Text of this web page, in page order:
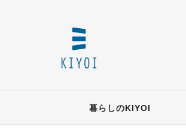
暮らしのKIYOI